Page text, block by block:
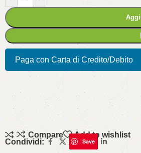
Paga con Carta di Credito/Debito
Compare
Add to wishlist
Condividi:
Save